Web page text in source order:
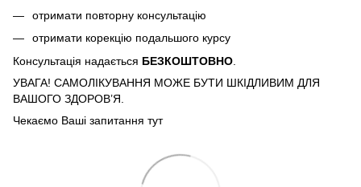
отримати повторну консультацію
отримати корекцію подальшого курсу
Консультація надається БЕЗКОШТОВНО
УВАГА! САМОЛІКУВАННЯ МОЖЕ БУТИ ШКІДЛИВИМ ДЛЯ
ВАШОГО ЗДОРОВ’Я.
Чекаємо Ваші запитання тут